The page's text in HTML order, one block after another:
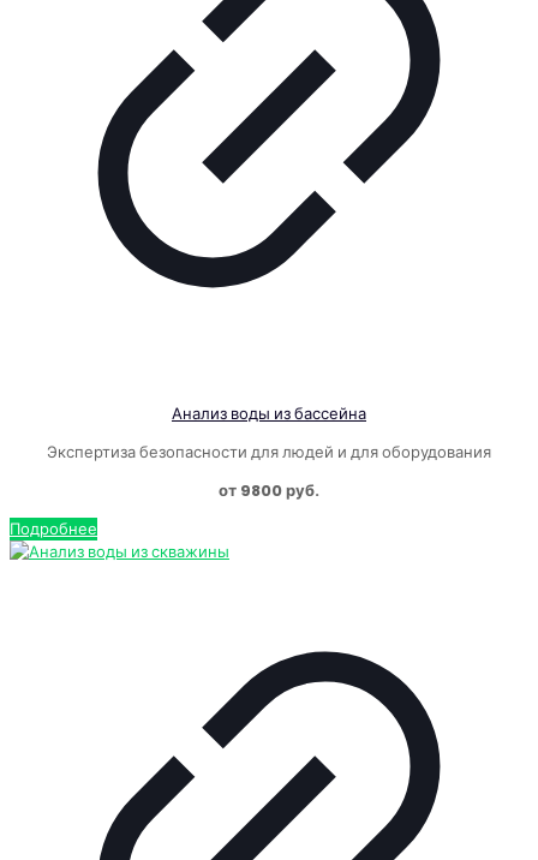
Анализ воды из бассейна
Экспертиза безопасности для людей и для оборудования
от 9800 руб.
Подробнее